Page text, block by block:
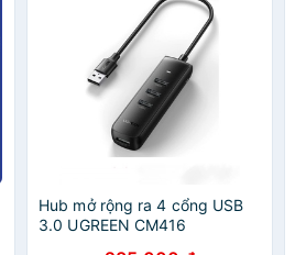
Hub mở rộng ra 4 cổng USB
3.0 UGREEN CM416